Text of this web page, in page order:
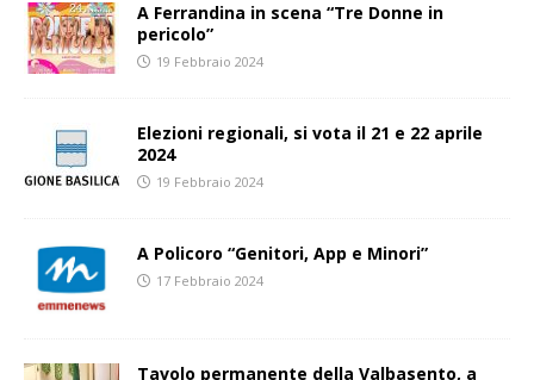
A Ferrandina in scena “Tre Donne in
pericolo”
19 Febbraio 2024
Elezioni regionali, si vota il 21 e 22 aprile
2024
19 Febbraio 2024
A Policoro “Genitori, App e Minori”
17 Febbraio 2024
Tavolo permanente della Valbasento, a